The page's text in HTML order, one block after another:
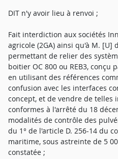
DIT n'y avoir lieu à renvoi ;
Fait interdiction aux sociétés
agricole (2GA) ainsi qu'à M. [U]
permettant de relier des
boitier OC 800 ou REB3, conçu
en utilisant des références
confusion avec les interfaces
concept, et de vendre de telles
conformes à l'arrêté du 18
modalités de contrôle des
du 1° de l'article D. 256-14 du
maritime, sous astreinte de 5
constatée ;